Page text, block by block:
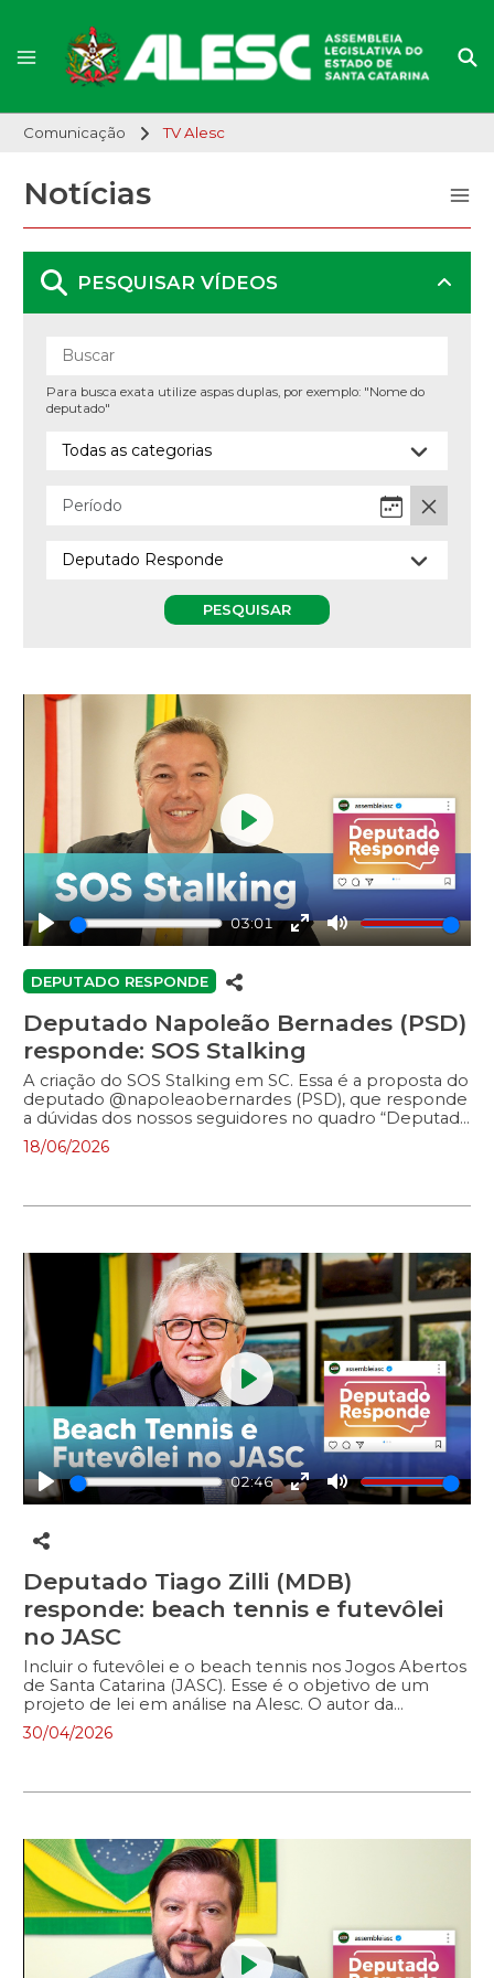
Comunicação TV Alesc
Notícias
PESQUISAR VÍDEOS
Para busca exata utilize aspas duplas, por exemplo: "Nome do
deputado"
PESQUISAR
Play
03:01
EnterMute
Play
DEPUTADO RESPONDE
Deputado Napoleão Bernades (PSD)
responde: SOS Stalking
A criação do SOS Stalking em SC. Essa é a proposta do
deputado @napoleaobernardes (PSD), que responde
a dúvidas dos nossos seguidores no quadro “Deputado
Responde”. Vem conferir!
18/06/2026
Play
02:46
EnterMute
Play
Deputado Tiago Zilli (MDB)
responde: beach tennis e futevôlei
no JASC
Incluir o futevôlei e o beach tennis nos Jogos Abertos
de Santa Catarina (JASC). Esse é o objetivo de um
projeto de lei em análise na Alesc. O autor da
proposta, Tiago Zilli (MDB), responde a dúvidas dos
nossos seguidores no quadro “Deputado Responde”.
30/04/2026